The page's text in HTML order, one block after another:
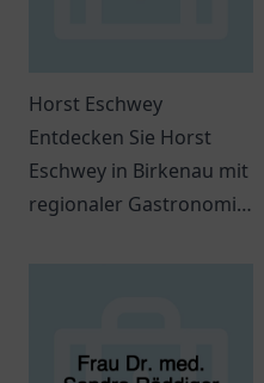
Horst Eschwey
Entdecken Sie Horst
Eschwey in Birkenau mit
regionaler Gastronomie